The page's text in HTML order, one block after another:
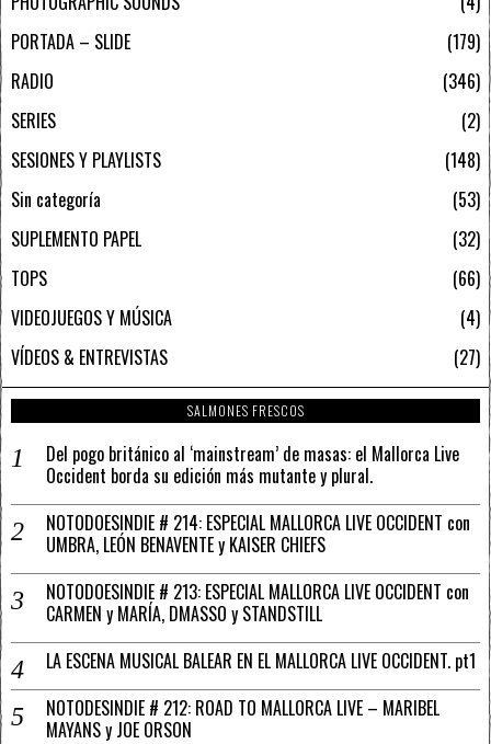
PORTADA – SLIDE
179
RADIO
346
SERIES
2
SESIONES Y PLAYLISTS
148
Sin categoría
53
SUPLEMENTO PAPEL
32
TOPS
66
VIDEOJUEGOS Y MÚSICA
4
VÍDEOS & ENTREVISTAS
27
SALMONES FRESCOS
Del pogo británico al ‘mainstream’ de masas: el Mallorca Live
Occident borda su edición más mutante y plural.
NOTODOESINDIE # 214: ESPECIAL MALLORCA LIVE OCCIDENT con
UMBRA, LEÓN BENAVENTE y KAISER CHIEFS
NOTODOESINDIE # 213: ESPECIAL MALLORCA LIVE OCCIDENT con
CARMEN y MARÍA, DMASSO y STANDSTILL
LA ESCENA MUSICAL BALEAR EN EL MALLORCA LIVE OCCIDENT. pt1
NOTODESINDIE # 212: ROAD TO MALLORCA LIVE – MARIBEL
MAYANS y JOE ORSON